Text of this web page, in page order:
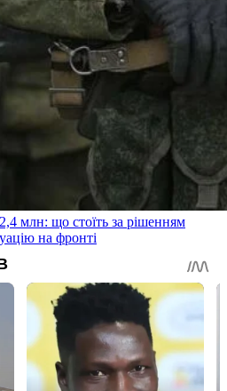
млн: що стоїть за рішенням
на фронті